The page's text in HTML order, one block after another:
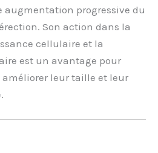
augmentation progressive du
Son action dans la
cellulaire et la
est un avantage pour
leur taille et leur